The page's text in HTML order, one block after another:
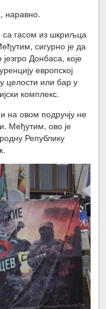
наравно.
гасом из шкриљца
сигурно је да
Донбаса, које
европској
целости или бар у
комплекс.
на овом подручју не
Међутим, ово је
Републику